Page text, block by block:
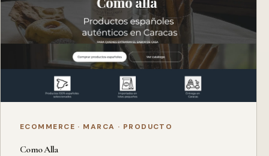
ECOMMERCE · MARCA · PRODUCTO
Como Alla